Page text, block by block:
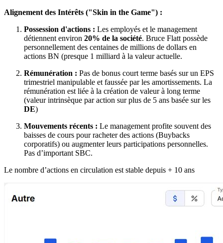
Alignement des Intérêts ("Skin in the Game") :
Possession d'actions : Les employés et le management
détiennent environ 20% de la société. Bruce Flatt possède
personnellement des centaines de millions de dollars en
actions BN (presque 1 milliard à la valeur actuelle.
Rémunération : Pas de bonus court terme basés sur un EPS
trimestriel manipulable et faussée par les amortissements. La
rémunération est liée à la création de valeur à long terme
(valeur intrinsèque par action sur plus de 5 ans basée sur les
DE)
Mouvements récents : Le management profite souvent des
baisses de cours pour racheter des actions (Buybacks
corporatifs) ou augmenter leurs participations personnelles.
Pas d’important SBC.
Le nombre d’actions en circulation est stable depuis + 10 ans